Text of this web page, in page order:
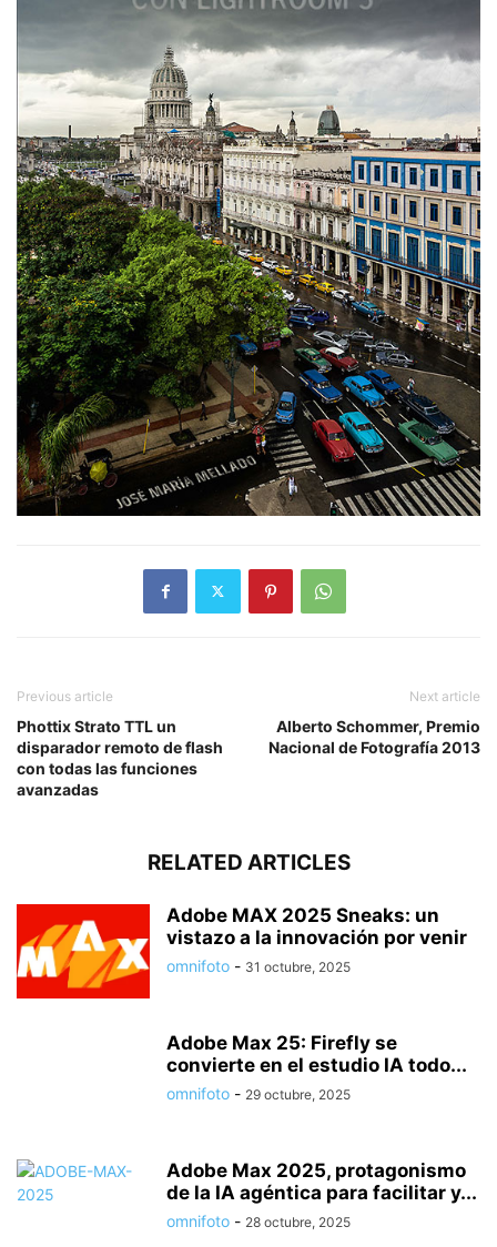
Previous article
Phottix Strato TTL un
disparador remoto de flash
con todas las funciones
avanzadas
Next article
Alberto Schommer, Premio
Nacional de Fotografía 2013
RELATED ARTICLES
Adobe MAX 2025 Sneaks: un
vistazo a la innovación por venir
omnifoto - 31 octubre, 2025
Adobe Max 25: Firefly se
convierte en el estudio IA todo...
omnifoto - 29 octubre, 2025
Adobe Max 2025, protagonismo
de la IA agéntica para facilitar y...
omnifoto - 28 octubre, 2025